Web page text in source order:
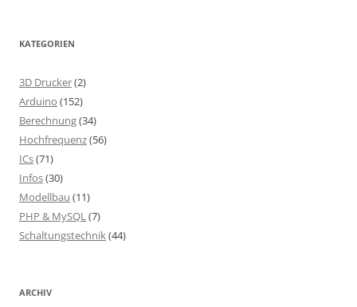
KATEGORIEN
3D Drucker(2)
Arduino (152)
Berechnung(34)
Hochfrequenz(56)
ICs(71)
Infos(30)
Modellbau (11)
PHP & MySQL(7)
Schaltungstechnik(44)
ARCHIV